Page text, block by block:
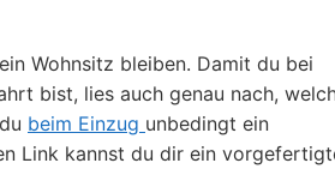
Wohnsitz bleiben. Damit du bei
bist, lies auch genau nach,
beim Einzug unbedingt ein
Link kannst du dir ein